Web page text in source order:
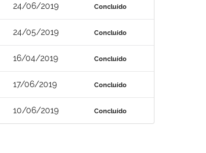
24/06/2019 Concluído
24/05/2019 Concluído
16/04/2019 Concluído
17/06/2019 Concluído
10/06/2019 Concluído